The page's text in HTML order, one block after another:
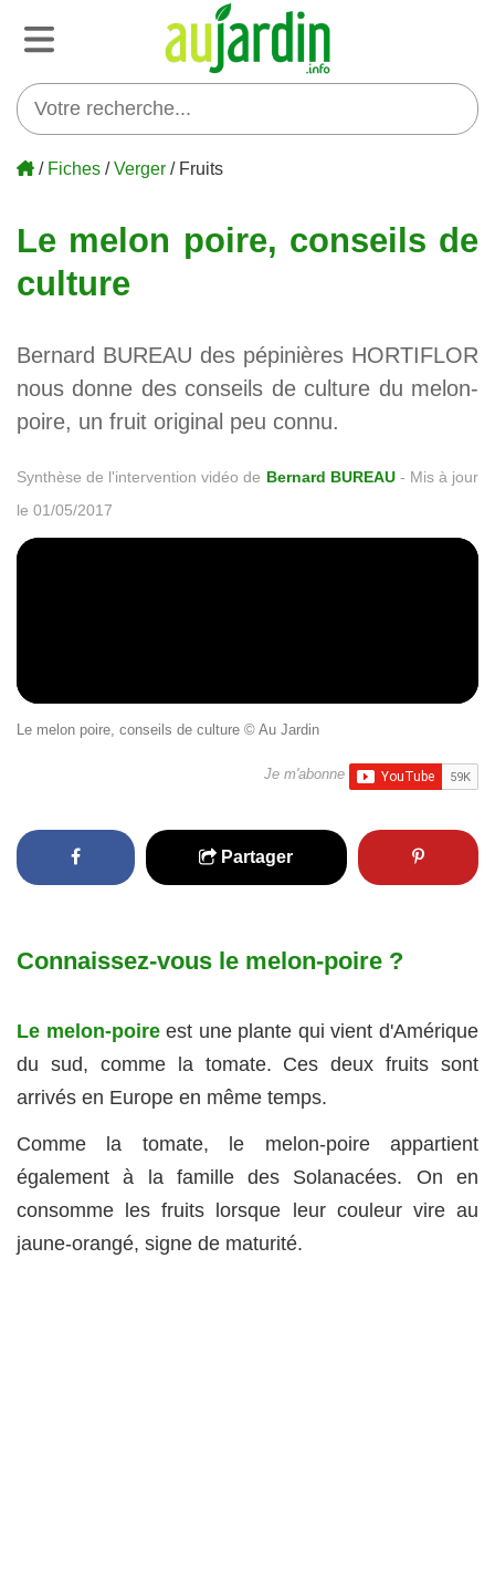
/ Fiches /Verger / Fruits
Le melon poire, conseils de
culture
Bernard BUREAU des pépinières HORTIFLOR
nous donne des conseils de culture du melon-
poire, un fruit original peu connu.
Synthèse de l'intervention vidéo de Bernard BUREAU - Mis à jour
le 01/05/2017
Le melon poire, conseils de culture © Au Jardin
Je m'abonne
Partager
Connaissez-vous le melon-poire ?
Le melon-poireest une plante qui vient d'Amérique
du sud, comme la tomate. Ces deux fruits sont
arrivés en Europe en même temps.
Comme la tomate, le melon-poire appartient
également à la famille des Solanacées. On en
consomme les fruits lorsque leur couleur vire au
jaune-orangé, signe de maturité.